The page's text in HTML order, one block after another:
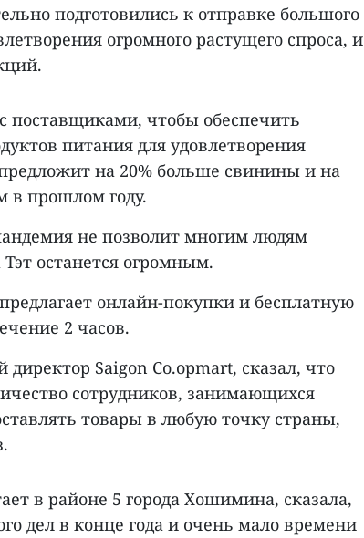
подготовились к отправке большого
огромного растущего спроса, и
поставщиками, чтобы обеспечить
питания для удовлетворения
на 20% больше свинины и на
в прошлом году.
не позволит многим людям
останется огромным.
онлайн-покупки и бесплатную
2 часов.
Saigon Co.opmart, сказал, что
сотрудников, занимающихся
товары в любую точку страны,
в районе 5 города Хошимина, сказала,
дел в конце года и очень мало времени